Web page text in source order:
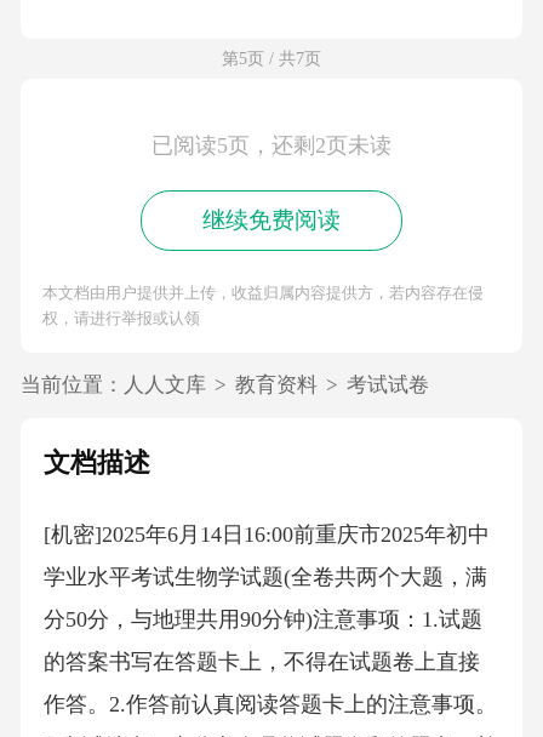
第5页 / 共7页
已阅读5页，还剩2页未读
继续免费阅读
本文档由用户提供并上传，收益归属内容提供方，若内容存在侵
权，请进行举报或认领
当前位置： 人人文库 > 教育资料 > 考试试卷
文档描述
[机密]2025年6月14日16:00前重庆市2025年初中
学业水平考试生物学试题(全卷共两个大题，满
分50分，与地理共用90分钟)注意事项：1.试题
的答案书写在答题卡上，不得在试题卷上直接
作答。2.作答前认真阅读答题卡上的注意事项。